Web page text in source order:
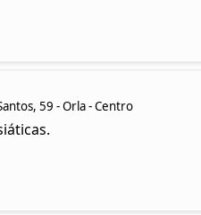
59 - Orla - Centro